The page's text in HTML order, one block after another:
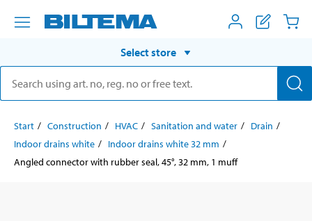
Select store
Start Construction HVAC Sanitation and water
Drain
Indoor drains white
Indoor drains white 32 mm
Angled connector with rubber seal, 45°, 32 mm, 1 muff